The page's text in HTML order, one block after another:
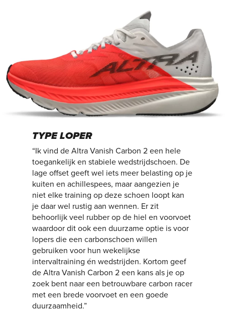
TYPE LOPER
“Ik vind de Altra Vanish Carbon 2 een hele
toegankelijk en stabiele wedstrijdschoen. De
lage offset geeft wel iets meer belasting op je
kuiten en achillespees, maar aangezien je
niet elke training op deze schoen loopt kan
je daar wel rustig aan wennen. Er zit
behoorlijk veel rubber op de hiel en voorvoet
waardoor dit ook een duurzame optie is voor
lopers die een carbonschoen willen
gebruiken voor hun wekelijkse
intervaltraining én wedstrijden. Kortom geef
de Altra Vanish Carbon 2 een kans als je op
zoek bent naar een betrouwbare carbon racer
met een brede voorvoet en een goede
duurzaamheid.”